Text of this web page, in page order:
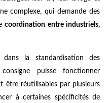
complexe, qui demande des
coordination entre industriels,
la standardisation des
puisse fonctionner
être réutilisables par plusieurs
à certaines spécificités de